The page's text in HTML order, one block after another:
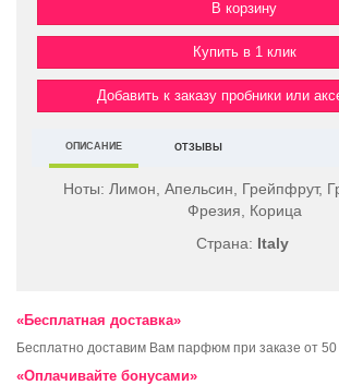
Купить в 1 клик
Добавить к заказу пробники или
ОПИСАНИЕ ОТЗЫВЫ
Ноты: Лимон, Апельсин, Грейпфрут,
Фрезия, Корица
Страна: Italy
«Бесплатная доставка»
Бесплатно доставим Вам парфюм при заказе от 50
«Оплачивайте бонусами»